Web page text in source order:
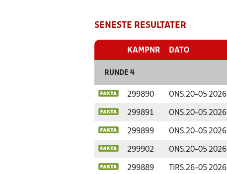
SENESTE RESULTATER
KAMPNR DATO
RUNDE 4
299890 ONS.20-05 2026
299891 ONS.20-05 2026
299899 ONS.20-05 2026
299902 ONS.20-05 2026
299889 TIRS.26-05 2026